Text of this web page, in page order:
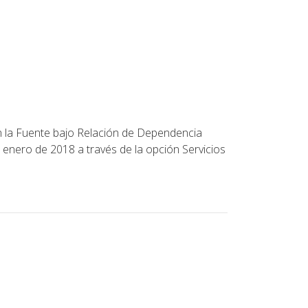
Fuente bajo Relación de Dependencia
de 2018 a través de la opción Servicios